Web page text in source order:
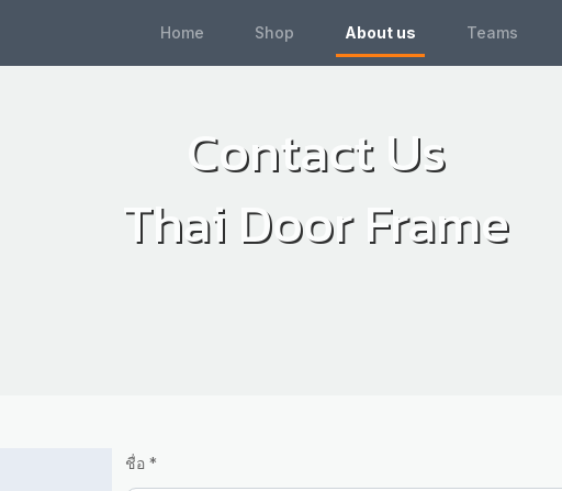
Home Shop About us Teams
Contact Us
Thai Door Frame
ชื่อ *